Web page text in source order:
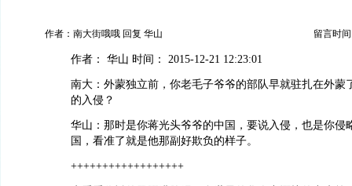
作者：南大街哦哦 回复 华山 留言时间
作者： 华山 时间： 2015-12-21 12:23:01
南大：外蒙独立前，你老毛子爷爷的部队早就驻扎在外蒙
的入侵？
华山：那时是你蒋光头爷爷的中国，要说入侵，也是你侵
国，看准了就是他那副好欺负的样子。
++++++++++++++++++